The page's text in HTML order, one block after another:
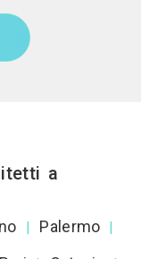
a
| Palermo |